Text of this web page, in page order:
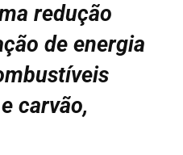
redução
de energia
carvão,